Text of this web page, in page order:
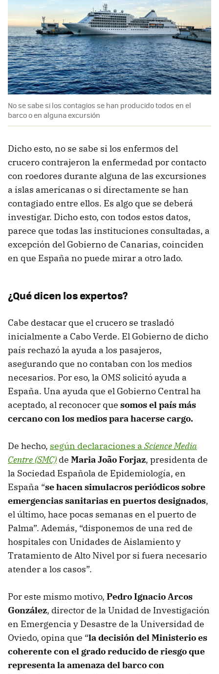
No se sabe si los contagios se han producido todos en el
barco o en alguna excursión
Dicho esto, no se sabe si los enfermos del
crucero contrajeron la enfermedad por contacto
con roedores durante alguna de las excursiones
a islas americanas o si directamente se han
contagiado entre ellos. Es algo que se deberá
investigar. Dicho esto, con todos estos datos,
parece que todas las instituciones consultadas, a
excepción del Gobierno de Canarias, coinciden
en que España no puede mirar a otro lado.
¿Qué dicen los expertos?
Cabe destacar que el crucero se trasladó
inicialmente a Cabo Verde. El Gobierno de dicho
país rechazó la ayuda a los pasajeros,
asegurando que no contaban con los medios
necesarios. Por eso, la OMS solicitó ayuda a
España. Una ayuda que el Gobierno Central ha
aceptado, al reconocer que somos el país más
cercano con los medios para hacerse cargo.
De hecho, según declaraciones a Science Media
Centre (SMC) de Maria João Forjaz, presidenta de
la Sociedad Española de Epidemiología, en
España “se hacen simulacros periódicos sobre
emergencias sanitarias en puertos designados,
el último, hace pocas semanas en el puerto de
Palma”. Además, “disponemos de una red de
hospitales con Unidades de Aislamiento y
Tratamiento de Alto Nivel por si fuera necesario
atender a los casos”.
Por este mismo motivo, Pedro Ignacio Arcos
González, director de la Unidad de Investigación
en Emergencia y Desastre de la Universidad de
Oviedo, opina que “la decisión del Ministerio es
coherente con el grado reducido de riesgo que
representa la amenaza del barco con